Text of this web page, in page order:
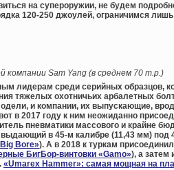
на супероружии, не будем
120-250 джоулей, ограничимся
компании Sam Yang (в среднем 70 т.р.)
лидерам среди серийных образцов,
тяжелых охотничьих арбалетных
и компании, их выпускающие,
в 2017 году к ним неожиданно
пневматики массового и крайне
выдающий в 45-м калибре (11,43 мм)
Bore»). А в 2018 к туркам
БигБор-винтовки «Gamo»), а
«Umarex Hammer»: самая мощная на